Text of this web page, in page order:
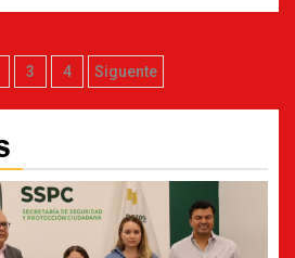
3 4 Siguente